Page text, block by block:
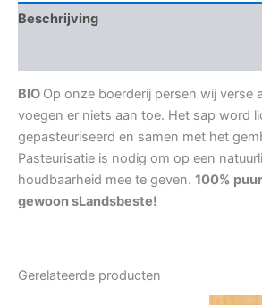
Beschrijving
BIO Op onze boerderij persen wij verse
voegen er niets aan toe. Het sap word
gepasteuriseerd en samen met het
Pasteurisatie is nodig om op een
houdbaarheid mee te geven. 100%
gewoon sLandsbeste!
Gerelateerde producten